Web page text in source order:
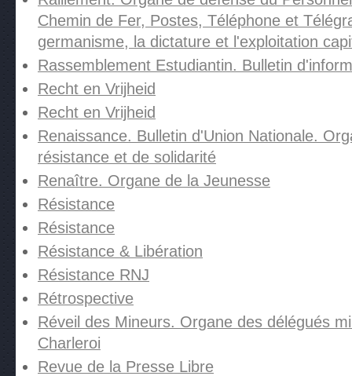
Chemin de Fer, Postes, Téléphone et
germanisme, la dictature et l'exploitation
Rassemblement Estudiantin. Bulletin
Recht en Vrijheid
Recht en Vrijheid
Renaissance. Bulletin d'Union Nationale.
résistance et de solidarité
Renaître. Organe de la Jeunesse
Résistance
Résistance
Résistance & Libération
Résistance RNJ
Rétrospective
Réveil des Mineurs. Organe des délégués
Charleroi
Revue de la Presse Libre